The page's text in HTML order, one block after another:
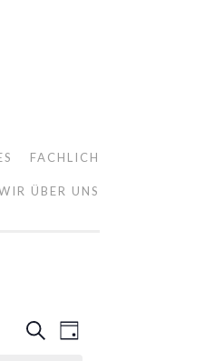
FACHLICH
ÜBER UNS
SUCHE
TAG